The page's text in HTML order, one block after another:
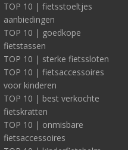
TOP 10 | fietsstoeltjes
aanbiedingen
TOP 10 | goedkope
fietstassen
TOP 10 | sterke fietssloten
TOP 10 | fietsaccessoires
voor kinderen
TOP 10 | best verkochte
fietskratten
TOP 10 | onmisbare
fietsaccessoires